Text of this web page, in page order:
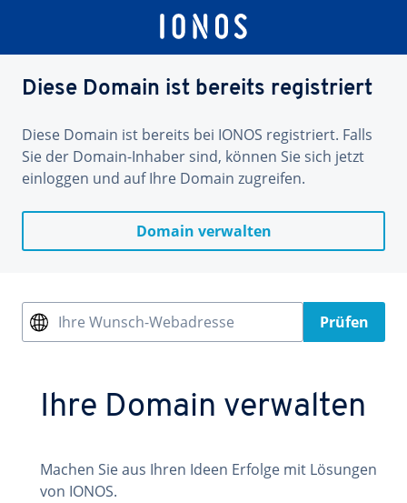
Diese Domain ist bereits registriert
Diese Domain ist bereits bei IONOS registriert. Falls
Sie der Domain-Inhaber sind, können Sie sich jetzt
einloggen und auf Ihre Domain zugreifen.
Domain verwalten
Ihre Wunsch-Webadresse Prüfen
Ihre Domain verwalten
Machen Sie aus Ihren Ideen Erfolge mit Lösungen
von IONOS.